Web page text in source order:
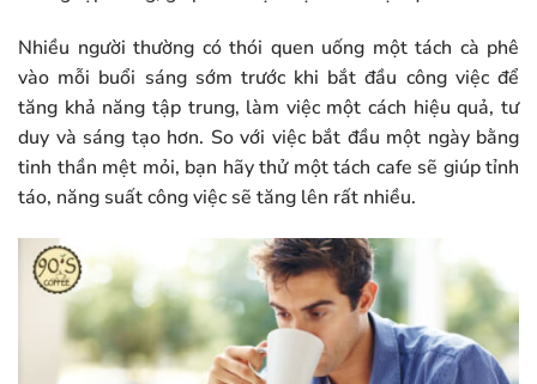
Nhiều người thường có thói quen uống một tách cà phê
vào mỗi buổi sáng sớm trước khi bắt đầu công việc để
tăng khả năng tập trung, làm việc một cách hiệu quả, tư
duy và sáng tạo hơn. So với việc bắt đầu một ngày bằng
tinh thần mệt mỏi, bạn hãy thử một tách cafe sẽ giúp tỉnh
táo, năng suất công việc sẽ tăng lên rất nhiều.